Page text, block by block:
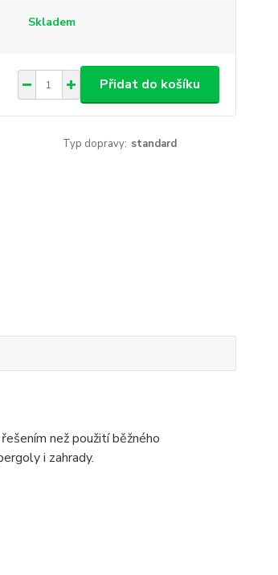
Skladem
Přidat do košíku
Typ dopravy: standard
než použití běžného
i zahrady.